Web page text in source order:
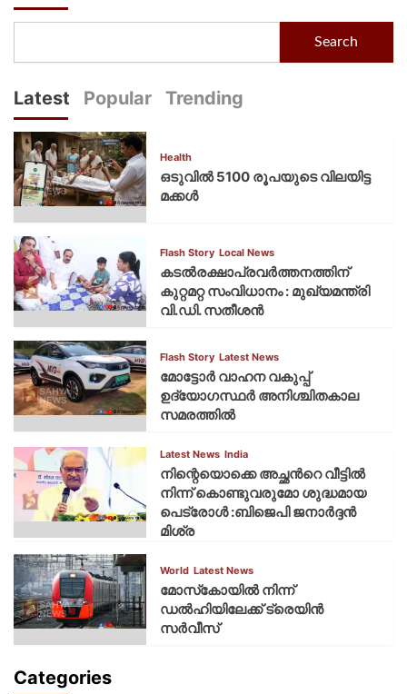
Search
Latest Popular Trending
Health
ഒടുവിൽ 5100 രൂപയുടെ വിലയിട്ട
മക്കൾ
Flash Story Local News
കടല്‍രക്ഷാപ്രവര്‍ത്തനത്തിന്
കുറ്റമറ്റ സംവിധാനം : മുഖ്യമന്ത്രി
വി.ഡി. സതീശന്‍
Flash Story Latest News
മോട്ടോര്‍ വാഹന വകുപ്പ്
ഉദ്യോഗസ്ഥര്‍ അനിശ്ചിതകാല
സമരത്തില്‍
Latest News India
നിന്റെയൊക്കെ അച്ഛൻറെ വീട്ടിൽ
നിന്ന് കൊണ്ടുവരുമോ ശുദ്ധമായ
പെട്രോൾ :ബിജെപി ജനാർദ്ദൻ
മിശ്ര
World Latest News
മോസ്‌കോയില്‍ നിന്ന്
ഡല്‍ഹിയിലേക്ക് ട്രെയിന്‍
സര്‍വീസ്
Categories